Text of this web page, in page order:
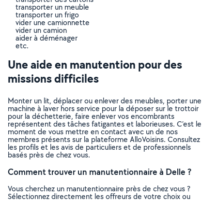
transporter un meuble
transporter un frigo
vider une camionnette
vider un camion
aider à déménager
etc.
Une aide en manutention pour des
missions difficiles
Monter un lit, déplacer ou enlever des meubles, porter une
machine à laver hors service pour la déposer sur le trottoir
pour la déchetterie, faire enlever vos encombrants
représentent des tâches fatigantes et laborieuses. C’est le
moment de vous mettre en contact avec un de nos
membres présents sur la plateforme AlloVoisins. Consultez
les profils et les avis de particuliers et de professionnels
basés près de chez vous.
Comment trouver un manutentionnaire à Delle ?
Vous cherchez un manutentionnaire près de chez vous ?
Sélectionnez directement les offreurs de votre choix ou